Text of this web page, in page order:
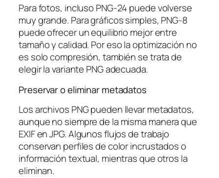
Para fotos, incluso PNG-24 puede volverse
muy grande. Para gráficos simples, PNG-8
puede ofrecer un equilibrio mejor entre
tamaño y calidad. Por eso la optimización no
es solo compresión, también se trata de
elegir la variante PNG adecuada.
Preservar o eliminar metadatos
Los archivos PNG pueden llevar metadatos,
aunque no siempre de la misma manera que
EXIF en JPG. Algunos flujos de trabajo
conservan perfiles de color incrustados o
información textual, mientras que otros la
eliminan.